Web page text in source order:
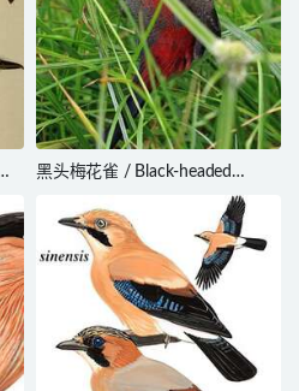
黑头梅花雀 / Black-headed